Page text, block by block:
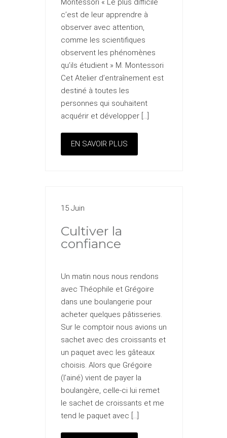
Montessori « Le plus difficile
c’est de leur apprendre à
observer avec attention,
comme les scientifiques
observent les phénomènes
qu’ils étudient » M. Montessori
Cet Atelier d’entraînement est
destiné à toutes les
personnes qui souhaitent
acquérir et développer […]
EN SAVOIR PLUS
15 Juin
Cultiver la
confiance
Un matin nous nous rendons
avec Théophile et Grégoire
dans une boulangerie pour
acheter quelques pâtisseries.
Sur le comptoir nous avions un
sachet avec des croissants et
un paquet avec les gâteaux
choisis. Alors que Grégoire
(l’ainé) vient de payer la
boulangère, celle-ci lui remet
le sachet de croissants et me
tend le paquet avec […]